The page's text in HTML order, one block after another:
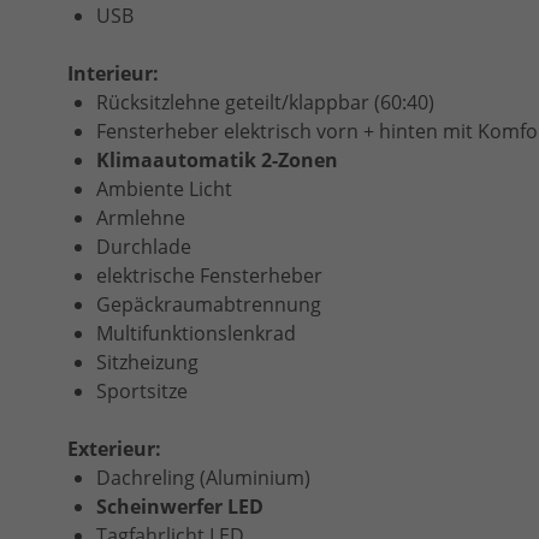
USB
Interieur:
Rücksitzlehne geteilt/klappbar (60:40)
Fensterheber elektrisch vorn + hinten mit
Klimaautomatik 2-Zonen
Ambiente Licht
Armlehne
Durchlade
elektrische Fensterheber
Gepäckraumabtrennung
Multifunktionslenkrad
Sitzheizung
Sportsitze
Exterieur:
Dachreling (Aluminium)
Scheinwerfer LED